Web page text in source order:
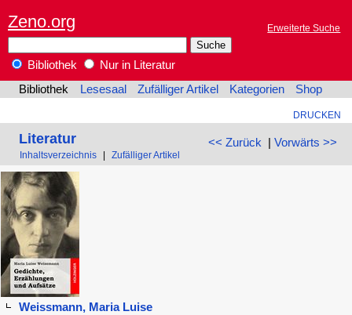
Zeno.org Erweiterte Suche
Bibliothek
Nur in Literatur
Bibliothek
Lesesaal Zufälliger Artikel Kategorien Shop
DRUCKEN
<< Zurück | Vorwärts >>
Literatur
Inhaltsverzeichnis Zufälliger Artikel
Weissmann, Maria Luise